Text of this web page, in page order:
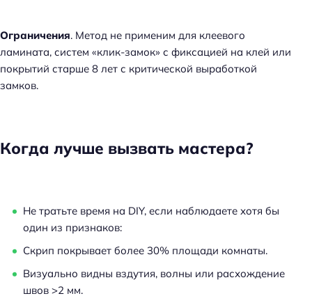
Ограничения. Метод не применим для клеевого
ламината, систем «клик-замок» с фиксацией на клей или
покрытий старше 8 лет с критической выработкой
замков.
Когда лучше вызвать мастера?
Не тратьте время на DIY, если наблюдаете хотя бы
один из признаков:
Скрип покрывает более 30% площади комнаты.
Визуально видны вздутия, волны или расхождение
швов >2 мм.